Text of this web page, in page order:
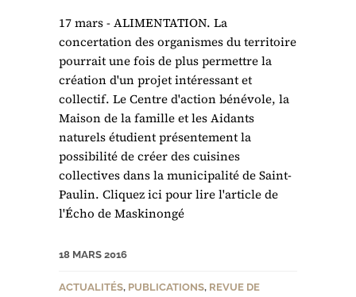
17 mars - ALIMENTATION. La
concertation des organismes du territoire
pourrait une fois de plus permettre la
création d'un projet intéressant et
collectif. Le Centre d'action bénévole, la
Maison de la famille et les Aidants
naturels étudient présentement la
possibilité de créer des cuisines
collectives dans la municipalité de Saint-
Paulin. Cliquez ici pour lire l'article de
l'Écho de Maskinongé
18 MARS 2016
ACTUALITÉS, PUBLICATIONS, REVUE DE